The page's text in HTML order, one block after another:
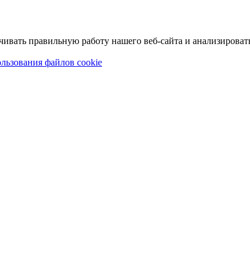
правильную работу нашего веб-сайта и
файлов cookie